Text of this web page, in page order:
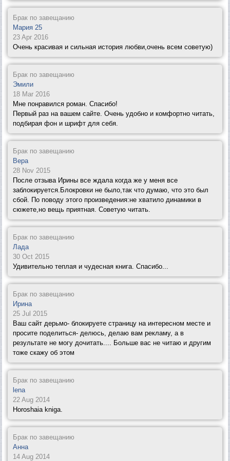
Брак по завещанию
Мария 25
23 Apr 2016
Очень красивая и сильная история любви,очень всем советую)
Брак по завещанию
Эмили
18 Mar 2016
Мне понравился роман. Спасибо!
Первый раз на вашем сайте. Очень удобно и комфортно читать,
подбирая фон и шрифт для себя.
Брак по завещанию
Вера
28 Nov 2015
После отзыва Ирины все ждала когда же у меня все
заблокируется.Блокровки не было,так что думаю, что это был
сбой. По поводу этого произведения:не хватило динамики в
сюжете,но вещь приятная. Советую читать.
Брак по завещанию
Лада
30 Oct 2015
Удивительно теплая и чудесная книга. Спасибо...
Брак по завещанию
Ирина
25 Jul 2015
Ваш сайт дерьмо- блокируете страницу на интересном месте и
просите поделиться- делюсь, делаю вам рекламу, а в
результате не могу дочитать.... Больше вас не читаю и другим
тоже скажу об этом
Брак по завещанию
lena
22 Aug 2014
Horoshaia kniga.
Брак по завещанию
Анна
14 Aug 2014